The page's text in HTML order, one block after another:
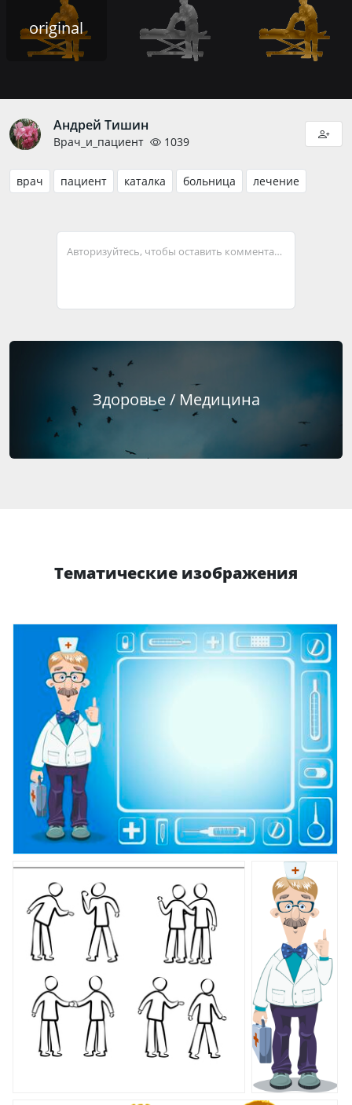
original
Андрей Тишин
Врач_и_пациент 1039
врач пациент каталка больница лечение
Авторизуйтесь, чтобы оставить комментарий
Здоровье / Медицина
Тематические изображения